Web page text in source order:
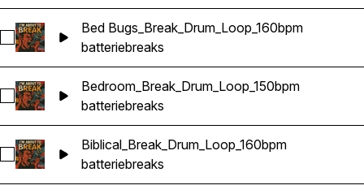
Sélectionnez Bed Bugs_Break_Drum_Loop_160bpm
Bed Bugs_Break_Drum_Loop_160bpm
batteriebreaks
Sélectionnez Bedroom_Break_Drum_Loop_150bpm
Bedroom_Break_Drum_Loop_150bpm
batteriebreaks
Sélectionnez Biblical_Break_Drum_Loop_160bpm
Biblical_Break_Drum_Loop_160bpm
batteriebreaks